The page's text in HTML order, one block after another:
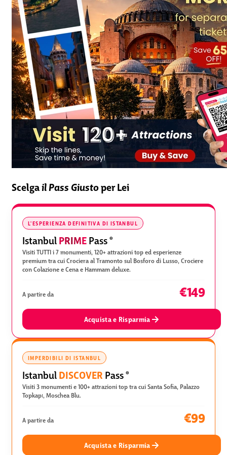
Scelgail Pass Giustoper Lei
L'ESPERIENZA DEFINITIVA DI ISTANBUL
IstanbulPRIMEPass ®
Visiti TUTTI i 7 monumenti, 120+ attrazioni top ed esperienze
premium tra cui Crociera al Tramonto sul Bosforo di Lusso, Crociere
con Colazione e Cena e Hammam deluxe.
A partire da €149
Acquista e Risparmia
IMPERDIBILI DI ISTANBUL
IstanbulDISCOVER Pass ®
Visiti 3 monumenti e 100+ attrazioni top tra cui Santa Sofia, Palazzo
Topkapı, Moschea Blu.
A partire da €99
Acquista e Risparmia